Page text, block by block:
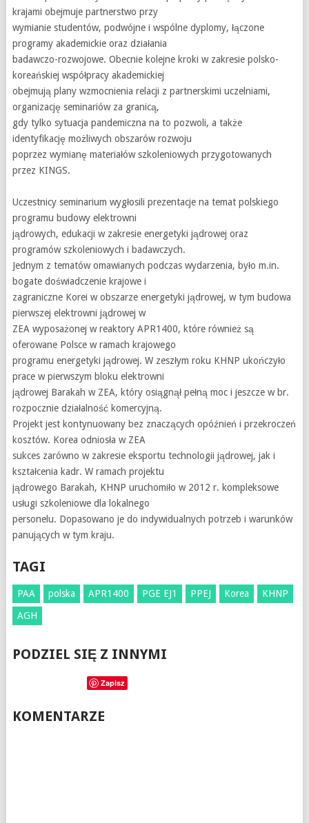
krajami obejmuje partnerstwo przy
wymianie studentów, podwójne i wspólne dyplomy, łączone
programy akademickie oraz działania
badawczo-rozwojowe. Obecnie kolejne kroki w zakresie polsko-
koreańskiej współpracy akademickiej
obejmują plany wzmocnienia relacji z partnerskimi uczelniami,
organizację seminariów za granicą,
gdy tylko sytuacja pandemiczna na to pozwoli, a także
identyfikację możliwych obszarów rozwoju
poprzez wymianę materiałów szkoleniowych przygotowanych
przez KINGS.
Uczestnicy seminarium wygłosili prezentacje na temat polskiego
programu budowy elektrowni
jądrowych, edukacji w zakresie energetyki jądrowej oraz
programów szkoleniowych i badawczych.
Jednym z tematów omawianych podczas wydarzenia, było m.in.
bogate doświadczenie krajowe i
zagraniczne Korei w obszarze energetyki jądrowej, w tym budowa
pierwszej elektrowni jądrowej w
ZEA wyposażonej w reaktory APR1400, które również są
oferowane Polsce w ramach krajowego
programu energetyki jądrowej. W zeszłym roku KHNP ukończyło
prace w pierwszym bloku elektrowni
jądrowej Barakah w ZEA, który osiągnął pełną moc i jeszcze w br.
rozpocznie działalność komercyjną.
Projekt jest kontynuowany bez znaczących opóźnień i przekroczeń
kosztów. Korea odniosła w ZEA
sukces zarówno w zakresie eksportu technologii jądrowej, jak i
kształcenia kadr. W ramach projektu
jądrowego Barakah, KHNP uruchomiło w 2012 r. kompleksowe
usługi szkoleniowe dla lokalnego
personelu. Dopasowano je do indywidualnych potrzeb i warunków
panujących w tym kraju.
TAGI
PAA polska APR1400 PGE EJ1 PPEJ Korea
KHNP
AGH
PODZIEL SIĘ Z INNYMI
Zapisz
KOMENTARZE